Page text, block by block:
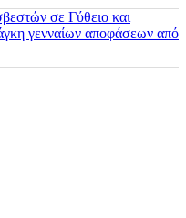
σε Γύθειο και
γενναίων αποφάσεων από